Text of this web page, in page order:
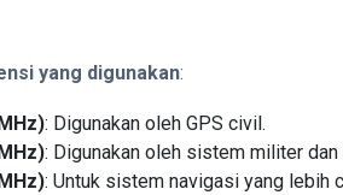
yang digunakan:
: Digunakan oleh GPS civil.
: Digunakan oleh sistem militer
: Untuk sistem navigasi yang lebih